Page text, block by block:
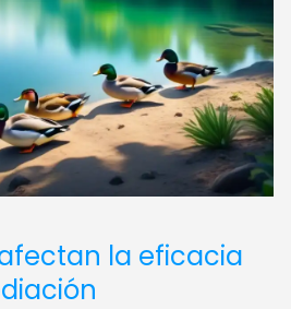
la eficacia